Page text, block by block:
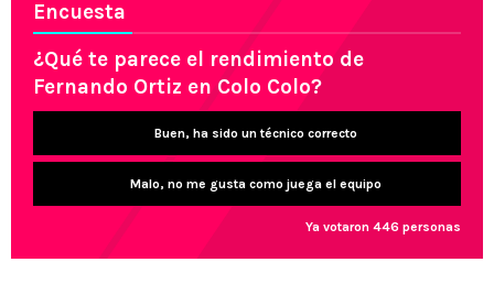
Encuesta
¿Qué te parece el rendimiento de
Fernando Ortiz en Colo Colo?
Buen, ha sido un técnico correcto
Malo, no me gusta como juega el equipo
Ya votaron 446 personas